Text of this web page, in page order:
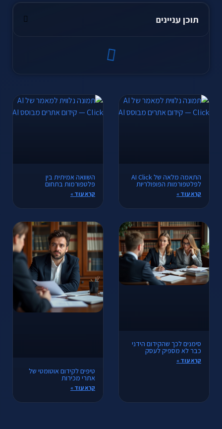
תוכן עניינים
התאמה מלאה של AI Click
לפלטפורמות הפופולריות
קרא עוד »
השוואה אמיתית בין
פלטפורמות בתחום
קרא עוד »
סימנים לכך שהקידום הידני
כבר לא מספיק לעסק
קרא עוד »
טיפים לקידום אוטומטי של
אתרי מכירות
קרא עוד »